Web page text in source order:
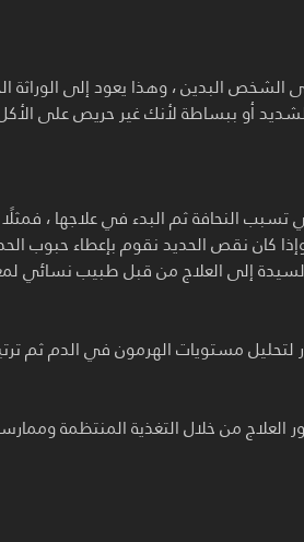
البدين ، وهذا يعود إلى الوراثة
أو ببساطة لأنك غير حريص على
تسبب النحافة ثم البدء في علاجها ،
كان نقص الحديد نقوم بإعطاء حبوب
إلى العلاج من قبل طبيب نسائي
لتحليل مستويات الهرمون في الدم ثم
من خلال التغذية المنتظمة